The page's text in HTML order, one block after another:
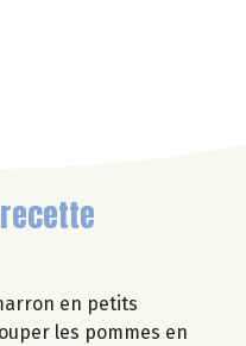
recette
en petits
les pommes en